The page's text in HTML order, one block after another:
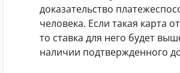
доказательство
человека. Если такая карта
то ставка для него будет
наличии подтвержденного